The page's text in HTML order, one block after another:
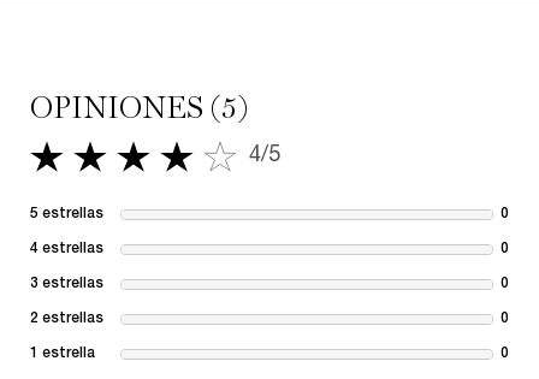
OPINIONES (5)
4 de 5 estrellas. 4/5
5 estrellas 0
4 estrellas 0
3 estrellas 0
2 estrellas 0
1 estrella 0